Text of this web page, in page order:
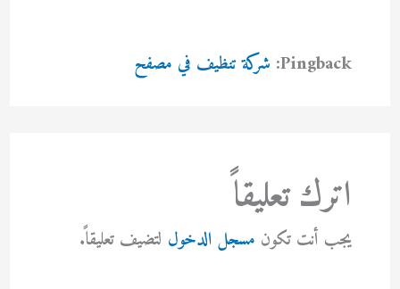
Pingback: شركة تنظيف في مصفح
اترك تعليقاً
يجب أنت تكون مسجل الدخول لتضيف تعليقاً.